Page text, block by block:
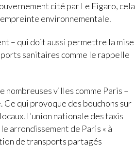
cité par Le Figaro, cela
environnementale.
– qui doit aussi permettre la mise
sanitaires comme le rappelle
nombreuses villes comme Paris –
qui provoque des bouchons sur
L’union nationale des taxis
arrondissement de Paris « à
de transports partagés